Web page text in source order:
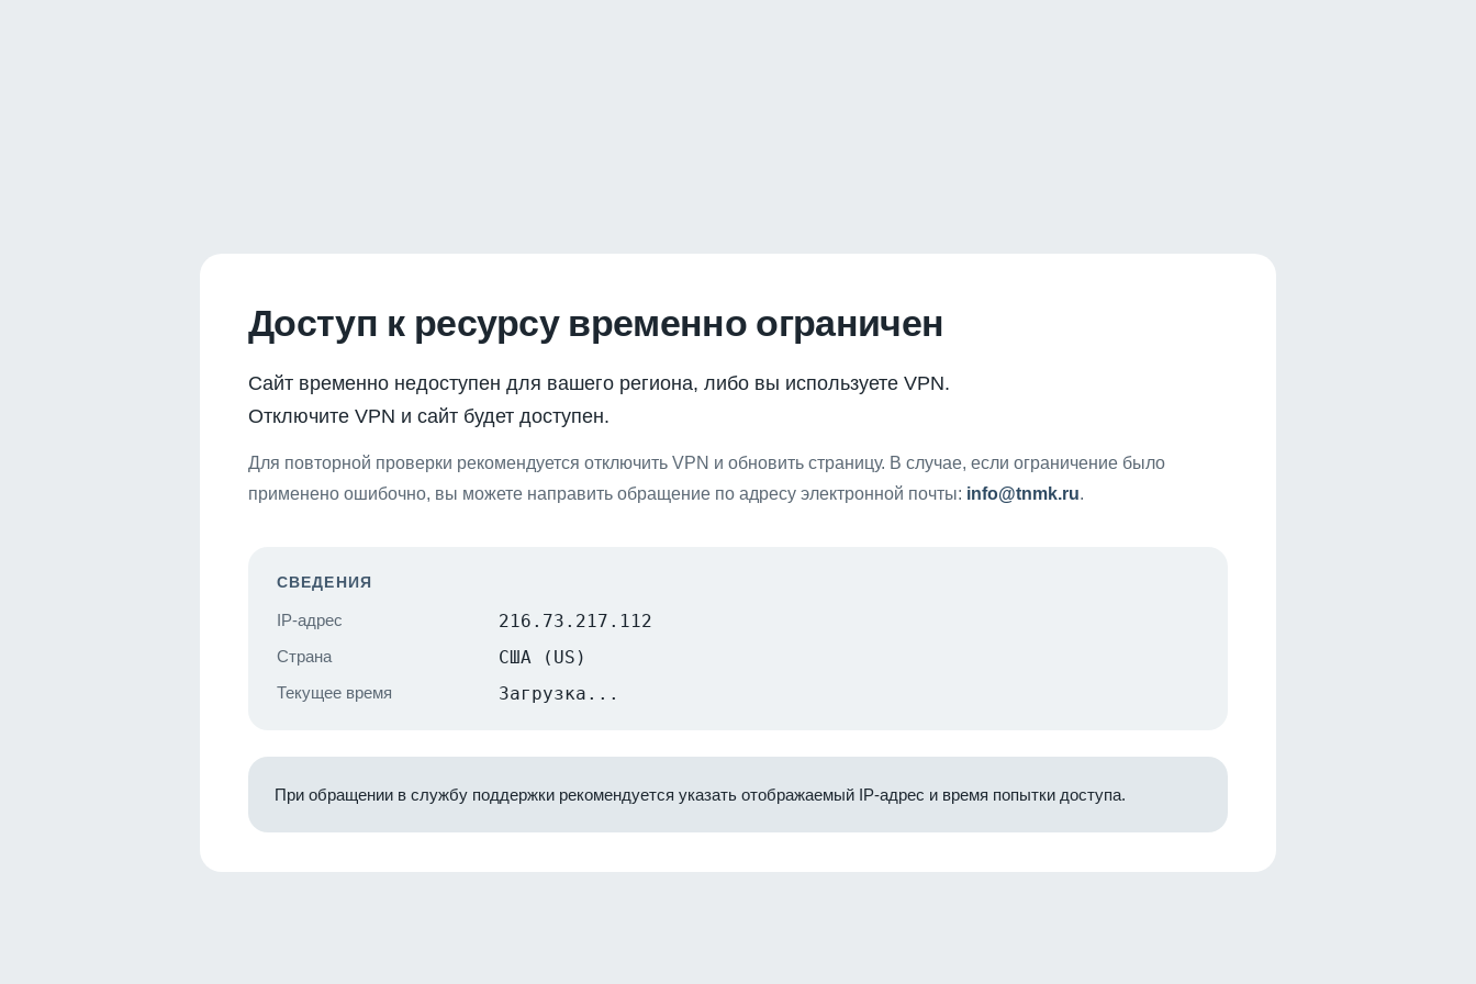
Доступ к ресурсу временно ограничен
Сайт временно недоступен для вашего региона, либо вы используете VPN.
Отключите VPN и сайт будет доступен.
Для повторной проверки рекомендуется отключить VPN и обновить страницу. В случае, если ограничение было
применено ошибочно, вы можете направить обращение по адресу электронной почты: info@tnmk.ru.
СВЕДЕНИЯ
IP-адрес 216.73.217.112
Страна США (US)
Текущее время Загрузка...
При обращении в службу поддержки рекомендуется указать отображаемый IP-адрес и время попытки доступа.